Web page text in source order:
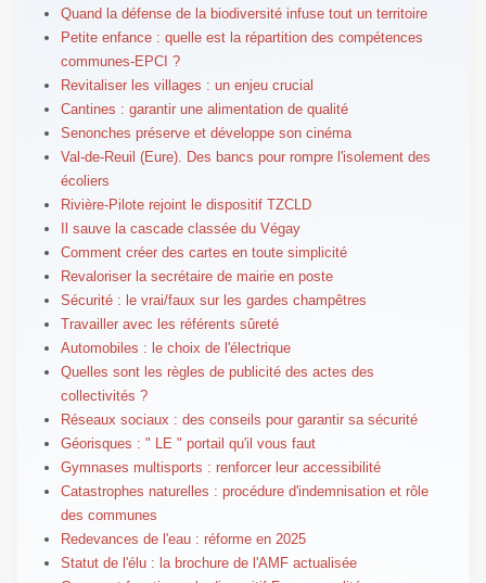
Quand la défense de la biodiversité infuse tout un territoire
Petite enfance : quelle est la répartition des compétences
communes-EPCI ?
Revitaliser les villages : un enjeu crucial
Cantines : garantir une alimentation de qualité
Senonches préserve et développe son cinéma
Val-de-Reuil (Eure). Des bancs pour rompre l'isolement des
écoliers
Rivière-Pilote rejoint le dispositif TZCLD
Il sauve la cascade classée du Végay
Comment créer des cartes en toute simplicité
Revaloriser la secrétaire de mairie en poste
Sécurité : le vrai/faux sur les gardes champêtres
Travailler avec les référents sûreté
Automobiles : le choix de l'électrique
Quelles sont les règles de publicité des actes des
collectivités ?
Réseaux sociaux : des conseils pour garantir sa sécurité
Géorisques : " LE " portail qu'il vous faut
Gymnases multisports : renforcer leur accessibilité
Catastrophes naturelles : procédure d'indemnisation et rôle
des communes
Redevances de l'eau : réforme en 2025
Statut de l'élu : la brochure de l'AMF actualisée